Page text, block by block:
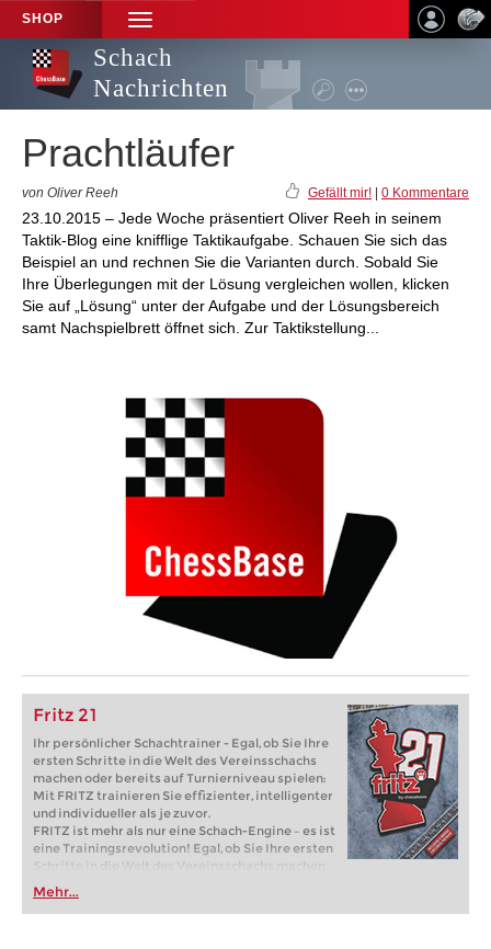
SHOP
TOGGLE
NAVIGATION
Schach
Nachrichten
Prachtläufer
von Oliver Reeh Gefällt mir! 0 Kommentare
23.10.2015 – Jede Woche präsentiert Oliver Reeh in seinem
Taktik-Blog eine knifflige Taktikaufgabe. Schauen Sie sich das
Beispiel an und rechnen Sie die Varianten durch. Sobald Sie
Ihre Überlegungen mit der Lösung vergleichen wollen, klicken
Sie auf „Lösung“ unter der Aufgabe und der Lösungsbereich
samt Nachspielbrett öffnet sich. Zur Taktikstellung...
Fritz 21
Ihr persönlicher Schachtrainer - Egal, ob Sie Ihre
ersten Schritte in die Welt des Vereinsschachs
machen oder bereits auf Turnierniveau spielen:
Mit FRITZ trainieren Sie effizienter, intelligenter
und individueller als je zuvor.
FRITZ ist mehr als nur eine Schach-Engine – es ist
eine Trainingsrevolution! Egal, ob Sie Ihre ersten
Schritte in die Welt des Vereinsschachs machen
oder bereits auf Turnierniveau spielen: Mit
FRITZ trainieren Sie effizienter, intelligenter und
individueller als je zuvor.
Mehr...